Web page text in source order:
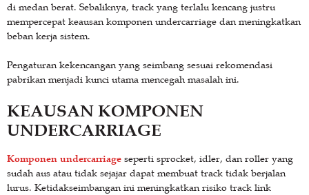
di medan berat. Sebaliknya, track yang terlalu kencang justru
mempercepat keausan komponen undercarriage dan meningkatkan
beban kerja sistem.
Pengaturan kekencangan yang seimbang sesuai rekomendasi
pabrikan menjadi kunci utama mencegah masalah ini.
KEAUSAN KOMPONEN
UNDERCARRIAGE
Komponen undercarriage seperti sprocket, idler, dan roller yang
sudah aus atau tidak sejajar dapat membuat track tidak berjalan
lurus. Ketidakseimbangan ini meningkatkan risiko track link